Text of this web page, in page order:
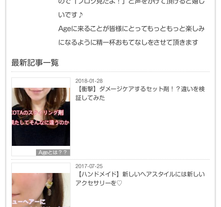
いです♪
Ageに来ることが皆様にとってもっともっと楽しみ
になるように精一杯おもてなしをさせて頂きます
最新記事一覧
Ageとは？？
2018-01-28
【衝撃】ダメージケアするセット剤！？違いを検
証してみた
2017-07-25
【ハンドメイド】新しいヘアスタイルには新しい
アクセサリーを♡